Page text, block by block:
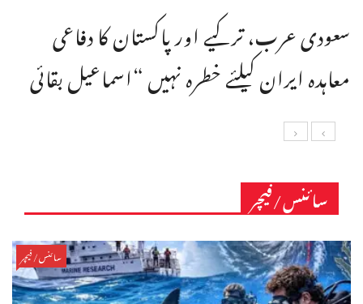
سعودی عرب، ترکیے اور پاکستان کا دفاعی
معاہدہ ایران کیلئے خطرہ نہیں “اسماعیل بقائی
سائنس/فیچر
سائنس/فیچر